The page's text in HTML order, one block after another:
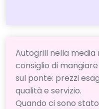
Autogrill nella media
consiglio di
sul ponte: prezzi
qualità e servizio.
Quando ci sono